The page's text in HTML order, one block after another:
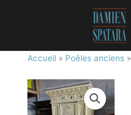
Accueil» Poêles anciens»